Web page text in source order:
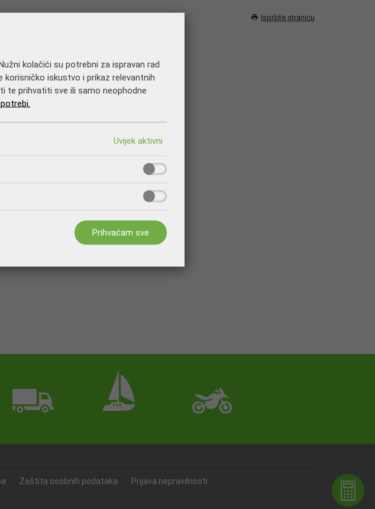
Ispišite stranicu
Zaštita osobnih podataka Prijava nepravilnosti
kolačići su potrebni za ispravan rad
iskustvo i prikaz relevantnih
te prihvatiti sve ili samo neophodne
Prihvaćam sve